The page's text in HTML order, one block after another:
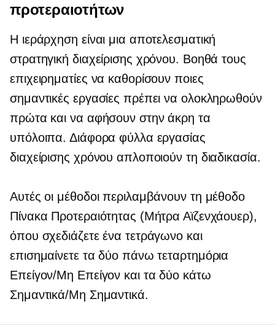
προτεραιοτήτων
Η ιεράρχηση είναι μια αποτελεσματική
στρατηγική διαχείρισης χρόνου. Βοηθά τους
επιχειρηματίες να καθορίσουν ποιες
σημαντικές εργασίες πρέπει να ολοκληρωθούν
πρώτα και να αφήσουν στην άκρη τα
υπόλοιπα. Διάφορα φύλλα εργασίας
διαχείρισης χρόνου απλοποιούν τη διαδικασία.
Αυτές οι μέθοδοι περιλαμβάνουν τη μέθοδο
Πίνακα Προτεραιότητας (Μήτρα Αϊζενχάουερ),
όπου σχεδιάζετε ένα τετράγωνο και
επισημαίνετε τα δύο πάνω τεταρτημόρια
Επείγον/Μη Επείγον και τα δύο κάτω
Σημαντικά/Μη Σημαντικά.